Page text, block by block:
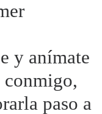
y anímate
conmigo,
paso a